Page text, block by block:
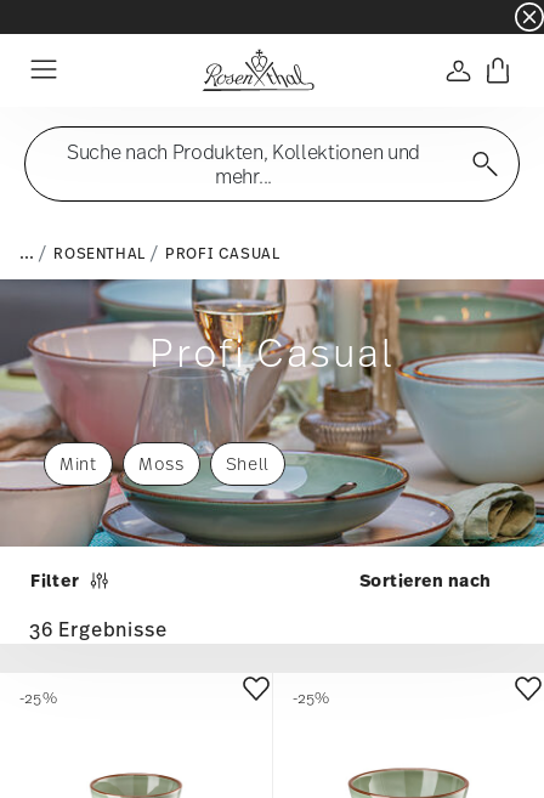
☀️ Summer SALE – noch mehr sparen:
Suche nach Produkten, Kollektionen und
mehr...
... ROSENTHAL PROFI CASUAL
Profi Casual
Mint Moss Shell
Filter
36 Ergebnisse
-25% -25%